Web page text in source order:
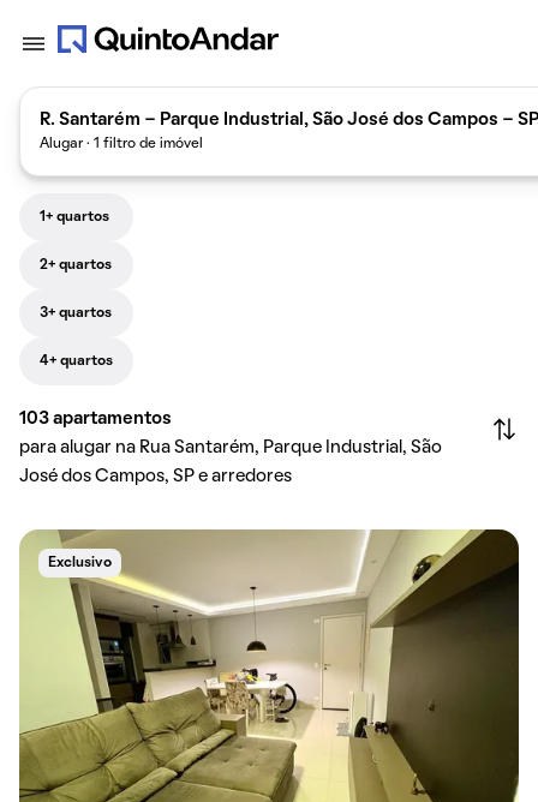
R. Santarém - Parque Industrial, São José dos Campos -
Alugar · 1 filtro de imóvel
1+ quartos
2+ quartos
3+ quartos
4+ quartos
103 apartamentos
para alugar na Rua Santarém, Parque Industrial, São
José dos Campos, SP e arredores
Exclusivo